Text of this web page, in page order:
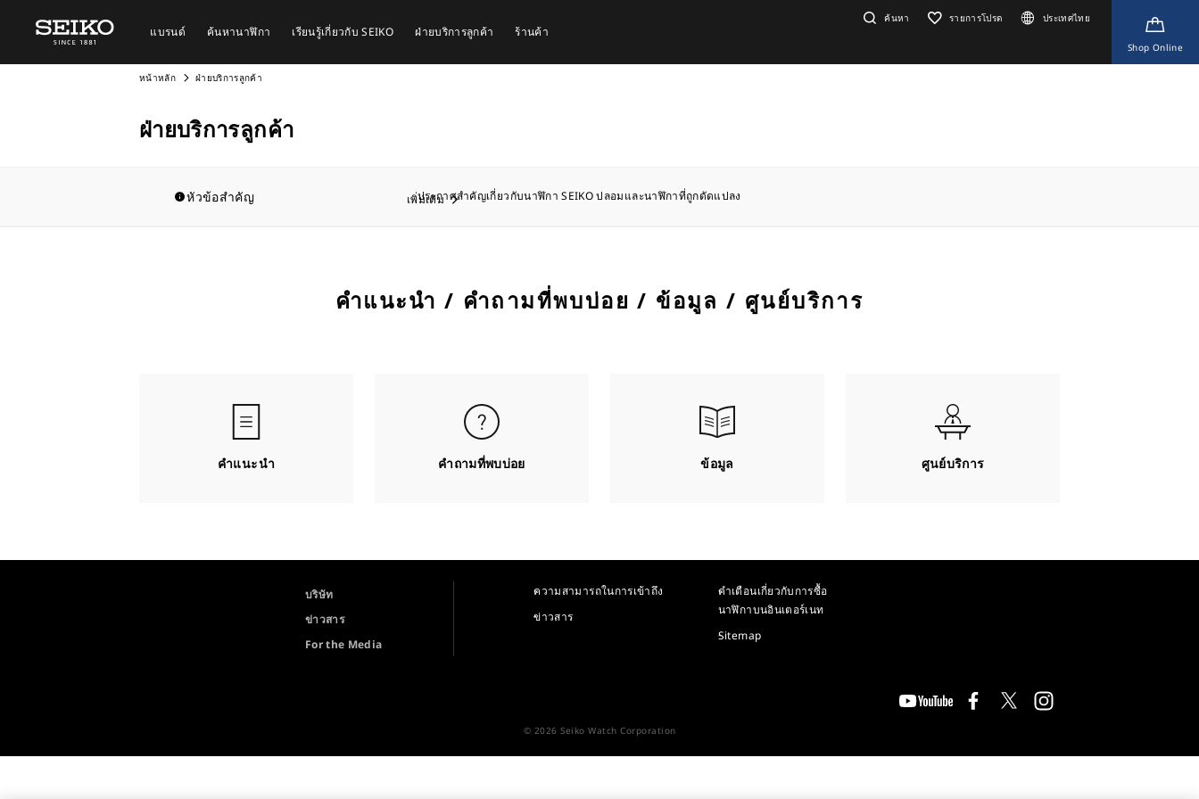
แบรนด์ ค้นหานาฬิกา เรียนรู้เกี่ยวกับ SEIKO ฝ่ายบริการลูกค้า ร้านค้า
ค้นหา รายการโปรด ประเทศไทย
Shop Online
หน้าหลัก ฝ่ายบริการลูกค้า
ฝ่ายบริการลูกค้า
หัวข้อสำคัญ ประกาศสำคัญเกี่ยวกับนาฬิกา SEIKO ปลอมและนาฬิกาที่ถูกดัดแปลง
เพิ่มเติม
คำแนะนำ / คำถามที่พบบ่อย / ข้อมูล / ศูนย์บริการ
คำแนะนำ คำถามที่พบบ่อย ข้อมูล ศูนย์บริการ
บริษัท
ข่าวสาร
For the Media
ความสามารถในการเข้าถึง
ข่าวสาร
คำเตือนเกี่ยวกับการซื้อ
นาฬิกาบนอินเตอร์เนท
Sitemap
© 2026 Seiko Watch Corporation